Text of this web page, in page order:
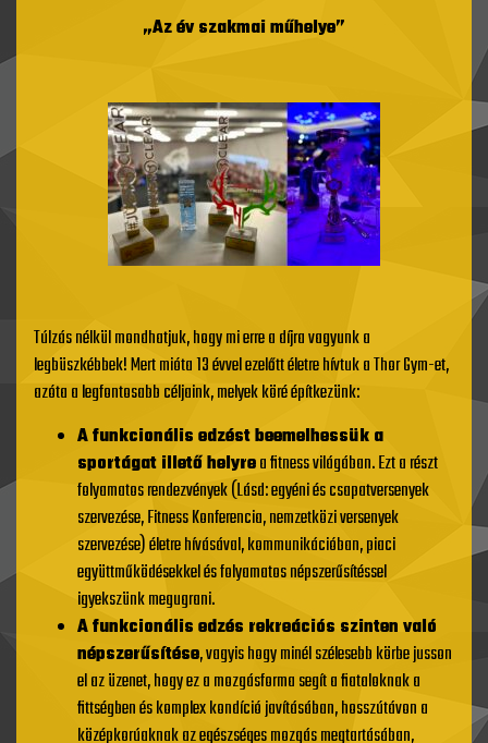
„Az év szakmai műhelye”
Túlzás nélkül mondhatjuk, hogy mi erre a díjra vagyunk a
legbüszkébbek! Mert mióta 13 évvel ezelőtt életre hívtuk a Thor Gym-et,
azóta a legfontosabb céljaink, melyek köré építkezünk:
A funkcionális edzést beemelhessük a
sportágat illető helyrea fitness világában. Ezt a részt
folyamatos rendezvények (Lásd: egyéni és csapatversenyek
szervezése, Fitness Konferencia, nemzetközi versenyek
szervezése) életre hívásával, kommunikációban, piaci
együttműködésekkel és folyamatos népszerűsítéssel
igyekszünk megugrani.
A funkcionális edzés rekreációs szinten való
népszerűsítése, vagyis hogy minél szélesebb körbe jusson
el az üzenet, hogy ez a mozgásforma segít a fiataloknak a
fittségben és komplex kondíció javításában, hosszútávon a
középkorúaknak az egészséges mozgás megtartásában,